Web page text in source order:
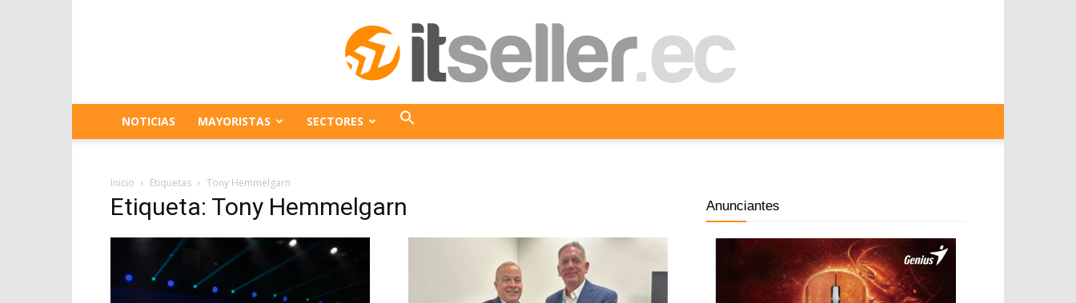
ITseller
Ecuador
NOTICIAS MAYORISTAS SECTORES
Inicio Etiquetas Tony Hemmelgarn
Etiqueta: Tony Hemmelgarn Anunciantes